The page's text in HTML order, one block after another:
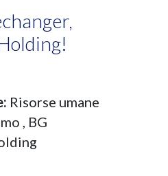
Risorse umane
, BG